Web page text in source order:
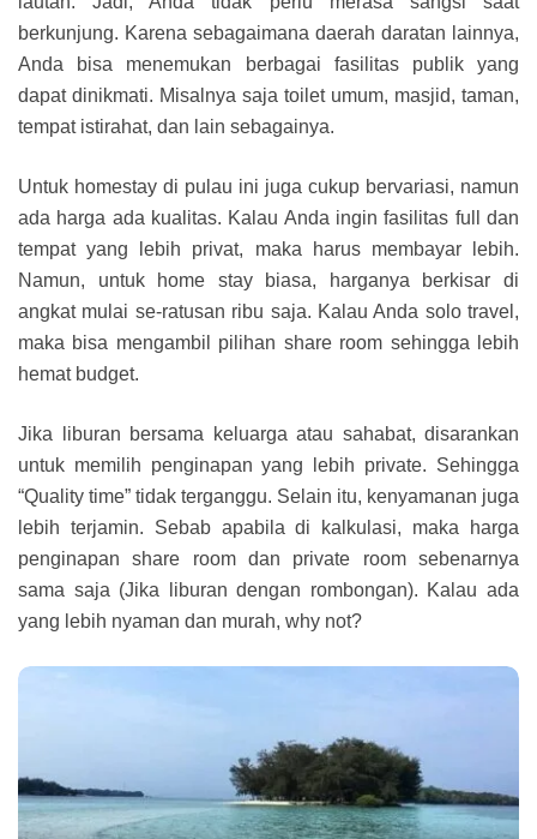
berkunjung. Karena sebagaimana daerah daratan lainnya,
Anda bisa menemukan berbagai fasilitas publik yang
dapat dinikmati. Misalnya saja toilet umum, masjid, taman,
tempat istirahat, dan lain sebagainya.
Untuk homestay di pulau ini juga cukup bervariasi, namun
ada harga ada kualitas. Kalau Anda ingin fasilitas full dan
tempat yang lebih privat, maka harus membayar lebih.
Namun, untuk home stay biasa, harganya berkisar di
angkat mulai se-ratusan ribu saja. Kalau Anda solo travel,
maka bisa mengambil pilihan share room sehingga lebih
hemat budget.
Jika liburan bersama keluarga atau sahabat, disarankan
untuk memilih penginapan yang lebih private. Sehingga
“Quality time” tidak terganggu. Selain itu, kenyamanan juga
lebih terjamin. Sebab apabila di kalkulasi, maka harga
penginapan share room dan private room sebenarnya
sama saja (Jika liburan dengan rombongan). Kalau ada
yang lebih nyaman dan murah, why not?